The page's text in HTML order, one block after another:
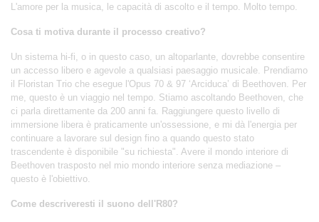
L'amore per la musica, le capacità di ascolto e il tempo. Molto tempo.
Cosa ti motiva durante il processo creativo?
Un sistema hi-fi, o in questo caso, un altoparlante, dovrebbe consentire
un accesso libero e agevole a qualsiasi paesaggio musicale. Prendiamo
il Floristan Trio che esegue l'Opus 70 & 97 ‘Arciduca’ di Beethoven. Per
me, questo è un viaggio nel tempo. Stiamo ascoltando Beethoven, che
ci parla direttamente da 200 anni fa. Raggiungere questo livello di
immersione libera è praticamente un'ossessione, e mi dà l'energia per
continuare a lavorare sul design fino a quando questo stato
trascendente è disponibile "su richiesta". Avere il mondo interiore di
Beethoven trasposto nel mio mondo interiore senza mediazione –
questo è l'obiettivo.
Come descriveresti il suono dell'R80?